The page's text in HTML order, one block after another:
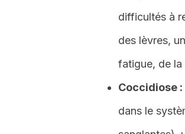
difficultés à
des lèvres,
fatigue, de la
Coccidiose :
dans le